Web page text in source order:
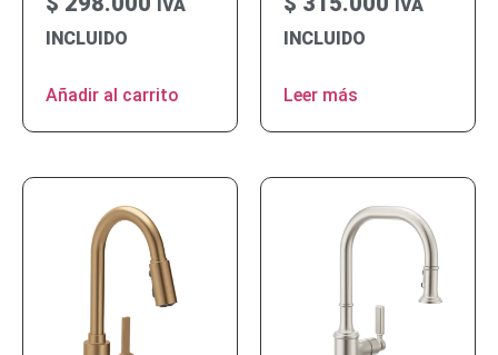
IVA
INCLUIDO
Añadir al carrito
IVA
INCLUIDO
Leer más